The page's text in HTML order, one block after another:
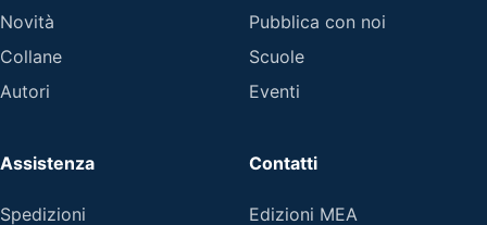
Novità
Collane
Autori
Pubblica con noi
Scuole
Eventi
Assistenza
Spedizioni
Contatti
Edizioni MEA